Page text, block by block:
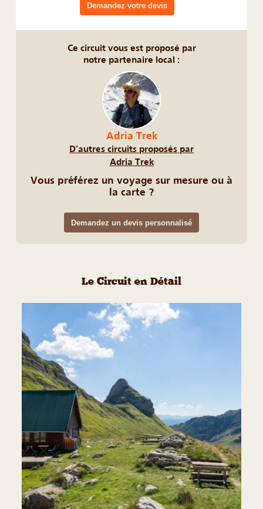
Demandez votre devis
Ce circuit vous est proposé par
notre partenaire local :
Adria Trek
D’autres circuits proposés par
Adria Trek
Vous préférez un voyage sur mesure ou à
la carte ?
Demandez un devis personnalisé
Le Circuit en Détail